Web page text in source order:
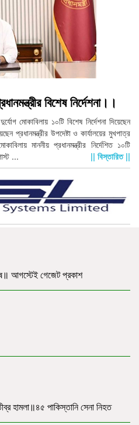
বিশেষ নির্দেশনা।।
মোকাবিলায় ১০টি বিশেষ নির্দেশনা দিয়েছেন
প্রধানমন্ত্রীর উপদেষ্টা ও কার্যালয়ের মুখপাত্র
মাননীয় প্রধানমন্ত্রীর নির্দেশিত ১০টি
...
|| বিস্তারিত ||
আগস্টেই গেজেট প্রকাশ
হামলা॥৪৫ পাকিস্তানি সেনা নিহত